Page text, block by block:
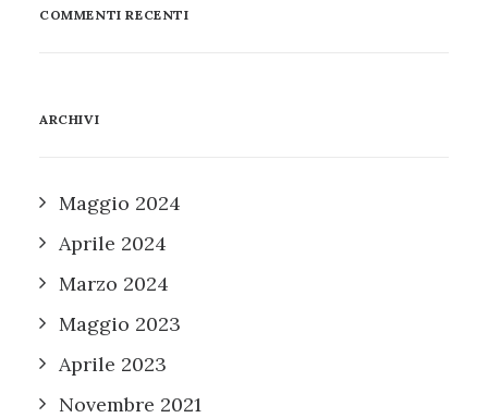
COMMENTI RECENTI
ARCHIVI
Maggio 2024
Aprile 2024
Marzo 2024
Maggio 2023
Aprile 2023
Novembre 2021